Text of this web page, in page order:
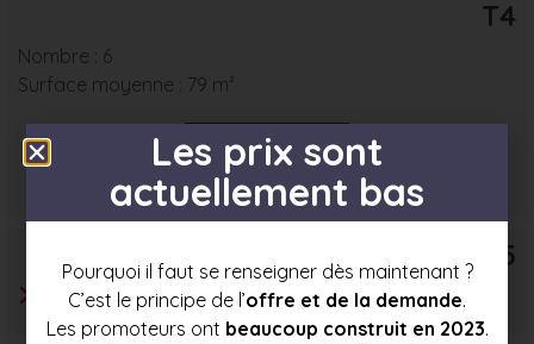
T4
Nombre : 6
Surface moyenne : 79 m²
Prix mini
174 500 €
Prix moyen
185 000 €
Prix max
195 500 €
T5
Les prix sont
actuellement bas
Pourquoi il faut se renseigner dès maintenant ?
C’est le principe de l’offre et de la demande.
Les promoteurs ont beaucoup construit en 2023.